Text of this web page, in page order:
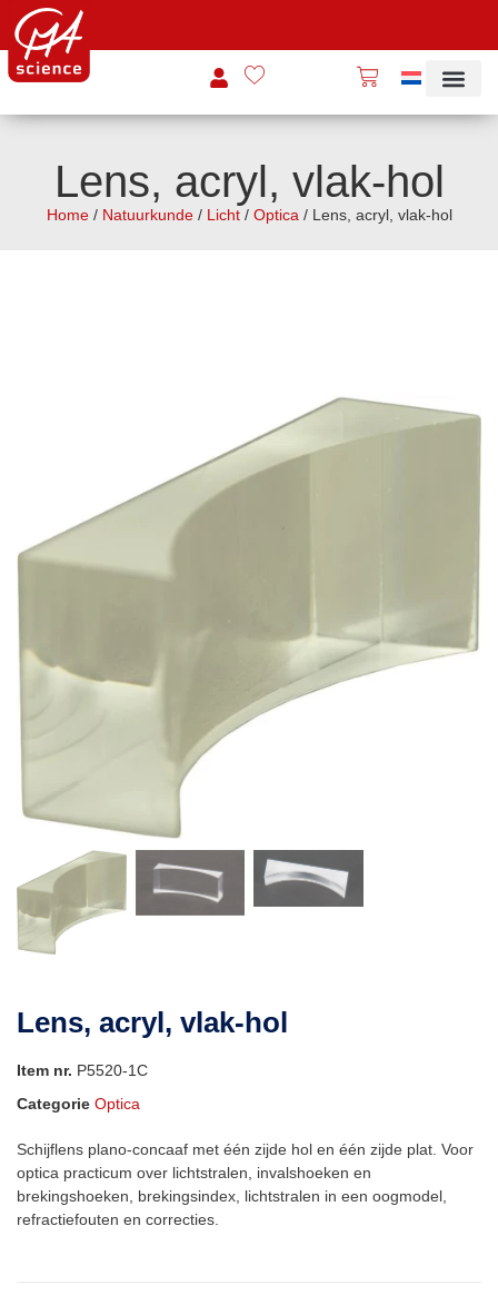
Lens, acryl, vlak-hol
Home/ Natuurkunde/ Licht/ Optica / Lens, acryl, vlak-hol
Lens, acryl, vlak-hol
Item nr. P5520-1C
Categorie Optica
Schijflens plano-concaaf met één zijde hol en één zijde plat. Voor
optica practicum over lichtstralen, invalshoeken en
brekingshoeken, brekingsindex, lichtstralen in een oogmodel,
refractiefouten en correcties.